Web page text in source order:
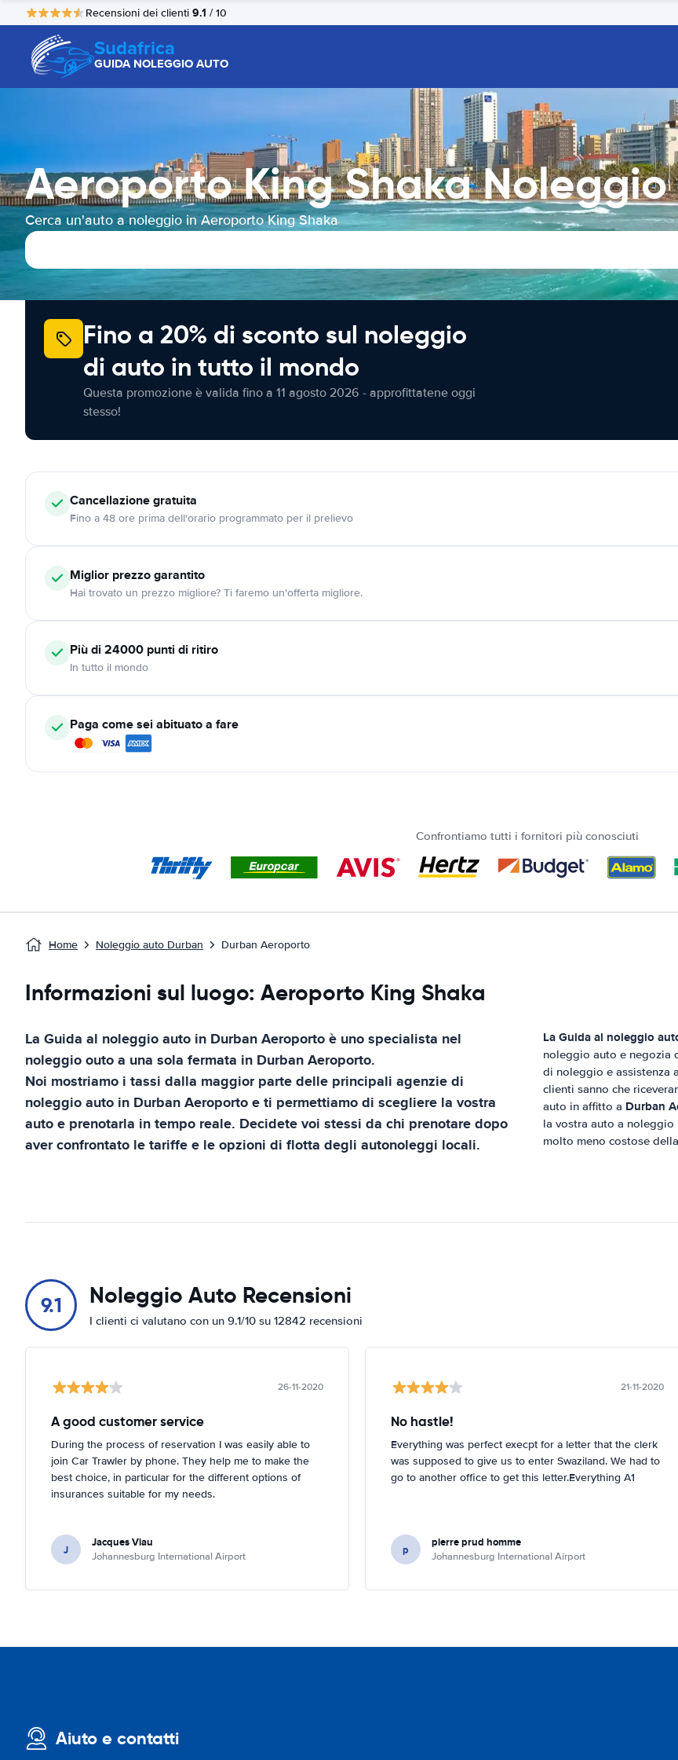
Recensioni dei clienti 9.1 / 10
Sudafrica
GUIDA NOLEGGIO AUTO
Aeroporto King Shaka
Cerca un'auto a noleggio in Aeroporto King Shaka
Fino a 20% di sconto sul noleggio
di auto in tutto il mondo
Questa promozione è valida fino a 11 agosto 2026 - approfittatene oggi
stesso!
Cancellazionegratuita
Fino a 48 ore prima dell'orario programmato per il prelievo
Miglior prezzo garantito
Hai trovato un prezzo migliore? Ti faremo un'offerta migliore.
Più di 24000 punti di ritiro
In tutto il mondo
Paga come sei abituato a fare
Confrontiamo tutti i fornitori più conosciuti
Home Noleggio auto Durban Durban Aeroporto
Informazioni sul luogo: Aeroporto King Shaka
La Guida al noleggio auto in Durban Aeroportoè uno specialista nel
noleggio outo a una sola fermata in Durban Aeroporto.
Noi mostriamo i tassi dalla maggior parte delle principali agenzie di
noleggio auto in Durban Aeroportoe ti permettiamo di scegliere la vostra
auto e prenotarla in tempo reale. Decidete voi stessi da chi prenotare dopo
aver confrontato le tariffe e le opzioni di flotta degli autonoleggi locali.
La Guida al noleggio
noleggio auto e negozia
di noleggio e assistenza
clienti sanno che
auto in affitto a Durban
la vostra auto a noleggio
molto meno costose
9.1 Noleggio Auto Recensioni
I clienti ci valutano con un 9.1/10 su 12842 recensioni
26-11-2020
A good customer service
During the process of reservation I was easily able to
join Car Trawler by phone. They help me to make the
best choice, in particular for the different options of
insurances suitable for my needs.
J Jacques Viau
Johannesburg International Airport
21-11-2020
No hastle!
Everything was perfect execpt for a letter that the clerk
was supposed to give us to enter Swaziland. We had to
go to another office to get this letter.Everything A1
p pierre prud homme
Johannesburg International Airport
Aiuto e contatti